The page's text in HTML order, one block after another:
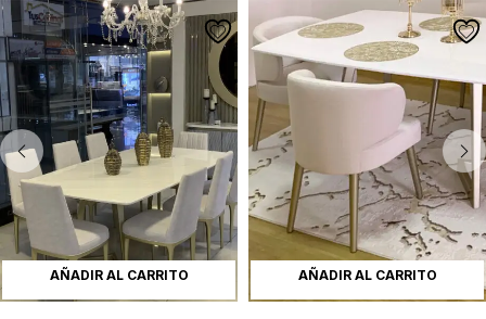
AÑADIR AL CARRITO AÑADIR AL CARRITO